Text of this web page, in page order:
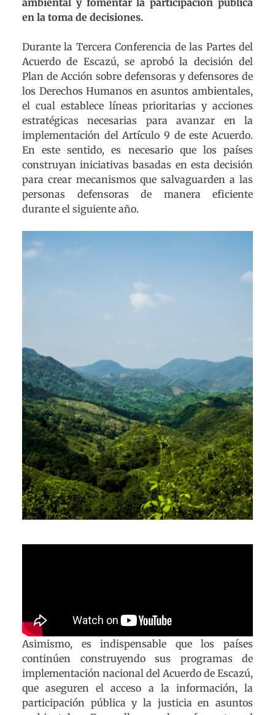
ambiental y fomentar la participación pública
en la toma de decisiones.
Durante la Tercera Conferencia de las Partes del
Acuerdo de Escazú, se aprobó la decisión del
Plan de Acción sobre defensoras y defensores de
los Derechos Humanos en asuntos ambientales,
el cual establece líneas prioritarias y acciones
estratégicas necesarias para avanzar en la
implementación del Artículo 9 de este Acuerdo.
En este sentido, es necesario que los países
construyan iniciativas basadas en esta decisión
para crear mecanismos que salvaguarden a las
personas defensoras de manera eficiente
durante el siguiente año.
Asimismo, es indispensable que los países
continúen construyendo sus programas de
implementación nacional del Acuerdo de Escazú,
que aseguren el acceso a la información, la
participación pública y la justicia en asuntos